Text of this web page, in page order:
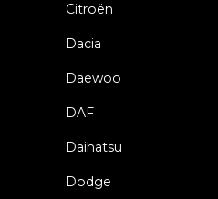
Citroën
Dacia
Daewoo
DAF
Daihatsu
Dodge